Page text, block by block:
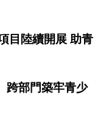
目陸續開展 助青
跨部門築牢青少